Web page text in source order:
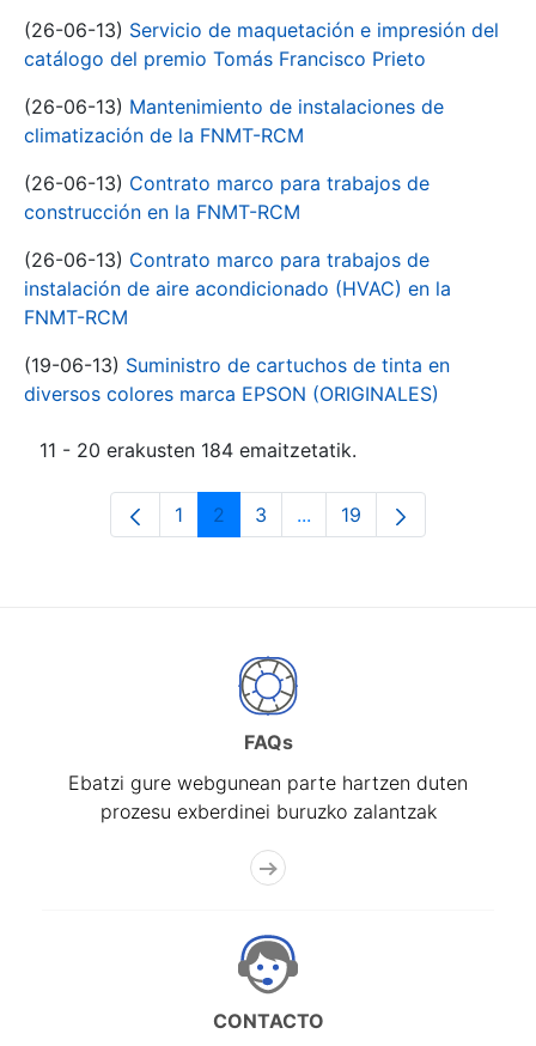
(26-06-13) Servicio de maquetación e impresión del
catálogo del premio Tomás Francisco Prieto
(26-06-13) Mantenimiento de instalaciones de
climatización de la FNMT-RCM
(26-06-13) Contrato marco para trabajos de
construcción en la FNMT-RCM
(26-06-13) Contrato marco para trabajos de
instalación de aire acondicionado (HVAC) en la
FNMT-RCM
(19-06-13) Suministro de cartuchos de tinta en
diversos colores marca EPSON (ORIGINALES)
11 - 20 erakusten 184 emaitzetatik.
Orrialdea
1 Orrialdea
2 Orrialdea
3 ...Intermediate Pages Use
Orrialdea
19
FAQs
Ebatzi gure webgunean parte hartzen duten
prozesu exberdinei buruzko zalantzak
CONTACTO